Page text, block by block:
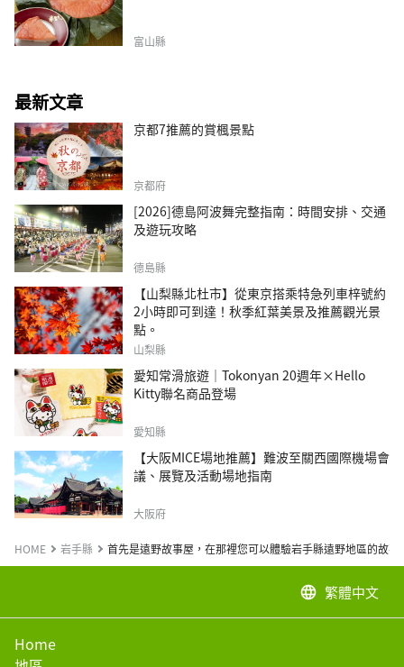
富山縣
最新文章
京都7推薦的賞楓景點
京都府
[2026]德島阿波舞完整指南：時間安排、交通
及遊玩攻略
德島縣
【山梨縣北杜市】從東京搭乘特急列車梓號約
2小時即可到達！秋季紅葉美景及推薦觀光景
點。
山梨縣
愛知常滑旅遊｜Tokonyan 20週年×Hello
Kitty聯名商品登場
愛知縣
【大阪MICE場地推薦】難波至關西國際機場會
議、展覽及活動場地指南
大阪府
HOME 岩手縣 首先是遠野故事屋，在那裡您可以體驗岩手縣遠野地區的故事
language 繁體中文
Home